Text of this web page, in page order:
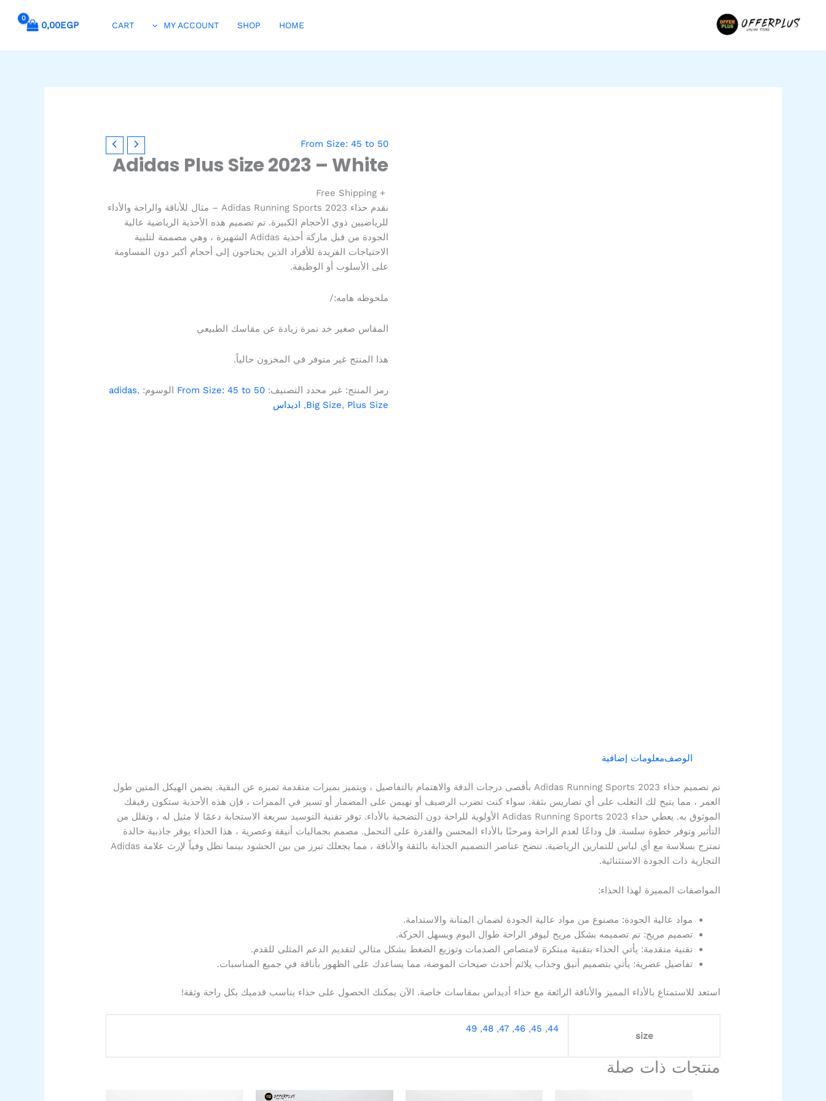
HOME
SHOP
MY ACCOUNT
CART
0,00EGP
From Size: 45 to 50
Adidas Plus Size 2023 – White
+ Free Shipping
نقدم حذاء Adidas Running Sports 2023 – مثال للأناقة والراحة والأداء
للرياضيين ذوي الأحجام الكبيرة. تم تصميم هذه الأحذية الرياضية عالية
الجودة من قبل ماركة أحذية Adidas الشهيرة ، وهي مصممة لتلبية
الاحتياجات الفريدة للأفراد الذين يحتاجون إلى أحجام أكبر دون المساومة
على الأسلوب أو الوظيفة.
ملحوظه هامه:/
المقاس صغير خد نمرة زيادة عن مقاسك الطبيعي
هذا المنتج غير متوفر في المخزون حالياً.
رمز المنتج: غير محدد التصنيف: From Size: 45 to 50 الوسوم: adidas,
Big Size, Plus Size
, اديداس
الوصفمعلومات إضافية
تم تصميم حذاء Adidas Running Sports 2023 بأقصى درجات الدقة والاهتمام بالتفاصيل ، ويتميز بميزات متقدمة تميزه عن البقية. يضمن الهيكل المتين طول
العمر ، مما يتيح لك التغلب على أي تضاريس بثقة. سواء كنت تضرب الرصيف أو تهيمن على المضمار أو تسير في الممرات ، فإن هذه الأحذية ستكون رفيقك
الموثوق به. يعطي حذاء Adidas Running Sports 2023 الأولوية للراحة دون التضحية بالأداء. توفر تقنية التوسيد سريعة الاستجابة دعمًا لا مثيل له ، وتقلل من
التأثير وتوفر خطوة سلسة. قل وداعًا لعدم الراحة ومرحبًا بالأداء المحسن والقدرة على التحمل. مصمم بجماليات أنيقة وعصرية ، هذا الحذاء يوفر جاذبية خالدة
تمتزج بسلاسة مع أي لباس للتمارين الرياضية. تنضح عناصر التصميم الجذابة بالثقة والأناقة ، مما يجعلك تبرز من بين الحشود بينما تظل وفياً لإرث علامة Adidas
التجارية ذات الجودة الاستثنائية.
المواصفات المميزة لهذا الحذاء:
مواد عالية الجودة: مصنوع من مواد عالية الجودة لضمان المتانة والاستدامة.
تصميم مريح: تم تصميمه بشكل مريح ليوفر الراحة طوال اليوم ويسهل الحركة.
تقنية متقدمة: يأتي الحذاء بتقنية مبتكرة لامتصاص الصدمات وتوزيع الضغط بشكل مثالي لتقديم الدعم المثلى للقدم.
تفاصيل عصرية: يأتي بتصميم أنيق وجذاب يلائم أحدث صيحات الموضة، مما يساعدك على الظهور بأناقة في جميع المناسبات.
استعد للاستمتاع بالأداء المميز والأناقة الرائعة مع حذاء أديداس بمقاسات خاصة. الآن يمكنك الحصول على حذاء يناسب قدميك بكل راحة وثقة!
size
44
,
45
,
46
,
47
,
48
,
49
منتجات ذات صلة
السعرهناك